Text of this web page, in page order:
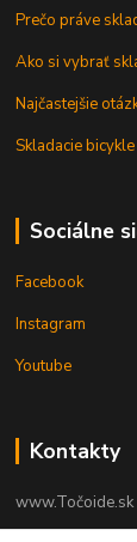
Prečo práve
Ako si vybrať
Najčastejšie
Skladacie
Sociálne
Facebook
Instagram
Youtube
Kontakty
www.Točoide.sk